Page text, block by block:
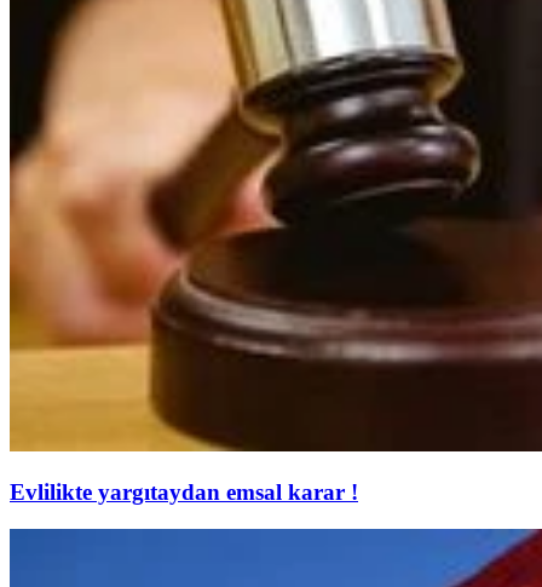
Evlilikte yargıtaydan emsal karar !